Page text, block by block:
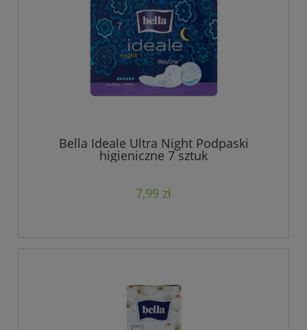
Bella Ideale Ultra Night Podpaski
higieniczne 7 sztuk
7,99 zł